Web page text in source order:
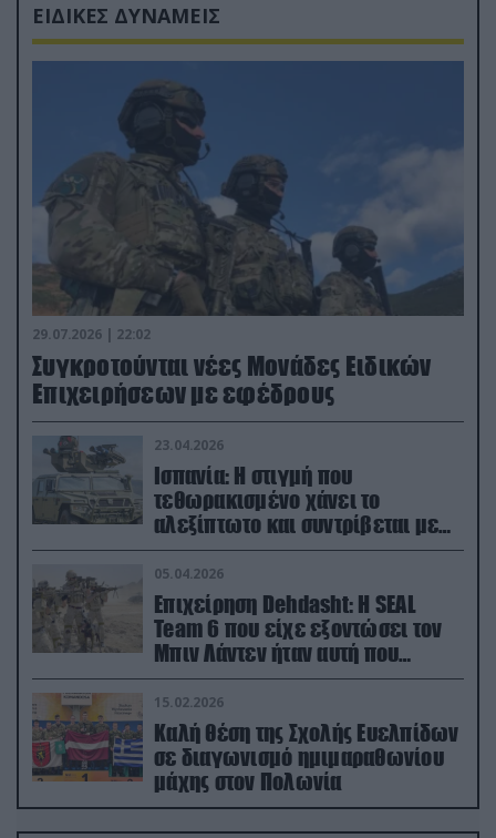
ΕΙΔΙΚΕΣ ΔΥΝΑΜΕΙΣ
29.07.2026 | 22:02
Συγκροτούνται νέες Μονάδες Ειδικών
Επιχειρήσεων με εφέδρους
23.04.2026
Ισπανία: Η στιγμή που
τεθωρακισμένο χάνει το
αλεξίπτωτο και συντρίβεται με
ορμή στο έδαφος (βίντεο)
05.04.2026
Επιχείρηση Dehdasht: Η SEAL
Team 6 που είχε εξοντώσει τον
Μπιν Λάντεν ήταν αυτή που
διέσωσε τον πιλότο του F-15
15.02.2026
Καλή θέση της Σχολής Ευελπίδων
σε διαγωνισμό ημιμαραθωνίου
μάχης στον Πολωνία